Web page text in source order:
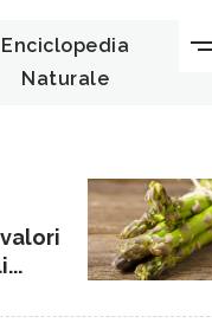
Enciclopedia
Naturale